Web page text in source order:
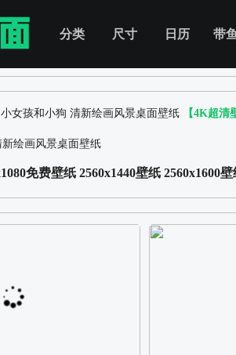
分类 尺寸 日历 带
女孩和小狗 清新绘画风景桌面壁纸 【4K超清
免费壁纸 2560x1440壁纸 2560x1600壁